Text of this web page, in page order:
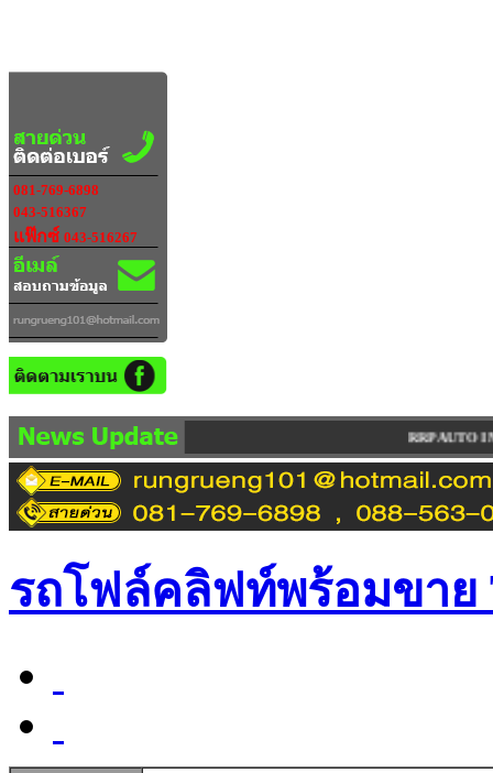
081-769-6898
043-516367
แฟ๊กซ์ 043-516267
RRP AUTO IMPORT LIMITED
รถโฟล์คลิฟท์พร้อมขาย